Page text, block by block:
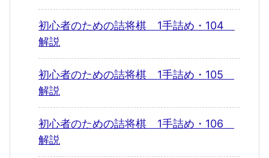
初心者のための詰将棋 1手詰め・104
解説
初心者のための詰将棋 1手詰め・105
解説
初心者のための詰将棋 1手詰め・106
解説